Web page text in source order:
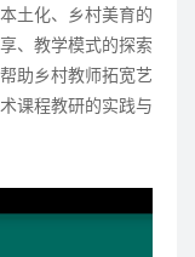
土化、乡村美育的
、教学模式的探索
助乡村教师拓宽艺
课程教研的实践与